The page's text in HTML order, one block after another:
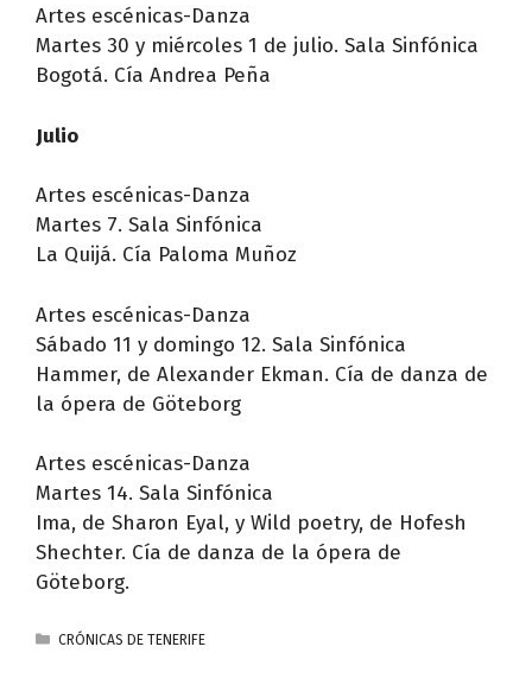
Artes escénicas-Danza
Martes 30 y miércoles 1 de julio. Sala Sinfónica
Bogotá. Cía Andrea Peña
Julio
Artes escénicas-Danza
Martes 7. Sala Sinfónica
La Quijá. Cía Paloma Muñoz
Artes escénicas-Danza
Sábado 11 y domingo 12. Sala Sinfónica
Hammer, de Alexander Ekman. Cía de danza de
la ópera de Göteborg
Artes escénicas-Danza
Martes 14. Sala Sinfónica
Ima, de Sharon Eyal, y Wild poetry, de Hofesh
Shechter. Cía de danza de la ópera de
Göteborg.
CATEGORÍAS
CRÓNICAS DE TENERIFE